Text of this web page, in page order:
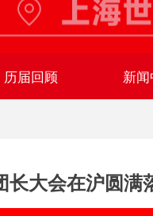
历届回顾 新
长大会在沪圆满